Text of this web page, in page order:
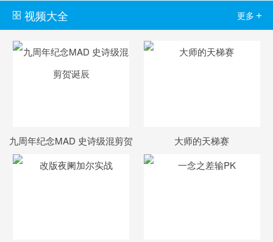
视频大全 更多 +
九周年纪念MAD 史诗级混剪贺
诞辰
大师的天梯赛